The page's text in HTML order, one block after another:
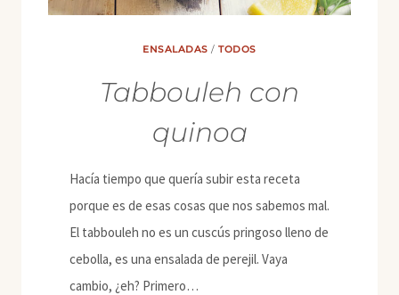
ENSALADAS /TODOS
Tabbouleh con
quinoa
Hacía tiempo que quería subir esta receta
porque es de esas cosas que nos sabemos mal.
El tabbouleh no es un cuscús pringoso lleno de
cebolla, es una ensalada de perejil. Vaya
cambio, ¿eh? Primero…